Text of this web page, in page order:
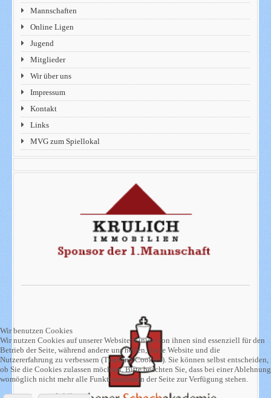
Mannschaften
Online Ligen
Jugend
Mitglieder
Wir über uns
Impressum
Kontakt
Links
MVG zum Spiellokal
Wir benutzen Cookies
Wir nutzen Cookies auf unserer Website. Einige von ihnen sind essenziell für den
Betrieb der Seite, während andere uns helfen, diese Website und die
Nutzererfahrung zu verbessern (Tracking Cookies). Sie können selbst entscheiden,
ob Sie die Cookies zulassen möchten. Bitte beachten Sie, dass bei einer Ablehnung
womöglich nicht mehr alle Funktionalitäten der Seite zur Verfügung stehen.